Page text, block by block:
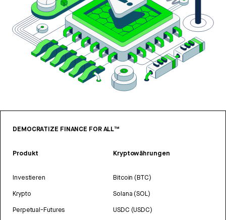
DEMOCRATIZE FINANCE FOR ALL™
Produkt
Investieren
Krypto
Perpetual-Futures
Kryptowährungen
Bitcoin (BTC)
Solana (SOL)
USDC (USDC)